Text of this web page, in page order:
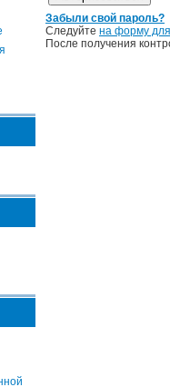
Забыли свой пароль?
Следуйте на форму
После получения